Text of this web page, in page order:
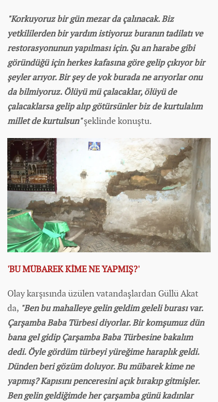
"Korkuyoruz bir gün mezar da çalınacak. Biz
yetkililerden bir yardım istiyoruz buranın tadilatı ve
restorasyonunun yapılması için. Şu an harabe gibi
göründüğü için herkes kafasına göre gelip çıkıyor bir
şeyler arıyor. Bir şey de yok burada ne arıyorlar onu
da bilmiyoruz. Ölüyü mü çalacaklar, ölüyü de
çalacaklarsa gelip alıp götürsünler biz de kurtulalım
millet de kurtulsun"şeklinde konuştu.
'BU MÜBAREK KİME NE YAPMIŞ?'
Olay karşısında üzülen vatandaşlardan Güllü Akat
da, "Ben bu mahalleye gelin geldim geleli burası var.
Çarşamba Baba Türbesi diyorlar. Bir komşumuz dün
bana gel gidip Çarşamba Baba Türbesine bakalım
dedi. Öyle gördüm türbeyi yüreğime haraplık geldi.
Dünden beri gözüm doluyor. Bu mübarek kime ne
yapmış? Kapısını penceresini açık bırakıp gitmişler.
Ben gelin geldiğimde her çarşamba günükadınlar